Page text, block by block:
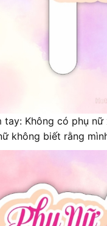
tay: Không có phụ
không biết rằng